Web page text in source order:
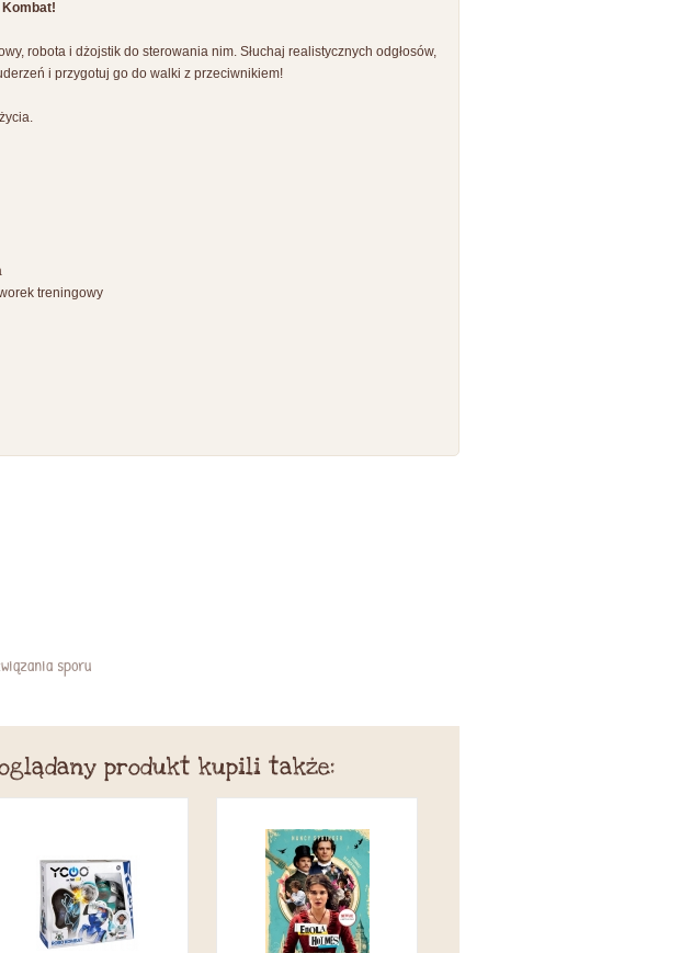
robota i dżojstik do sterowania nim. Słuchaj realistycznych odgłosów,
i przygotuj go do walki z przeciwnikiem!
treningowy
sporu
produkt kupili także: